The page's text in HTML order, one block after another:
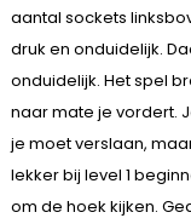
aantal sockets
druk en onduidelijk.
onduidelijk. Het spel
naar mate je vordert.
je moet verslaan,
lekker bij level 1
om de hoek kijken.